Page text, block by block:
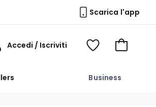
Scarica l'app
Business
Accedi / Iscriviti
Voir
Vai